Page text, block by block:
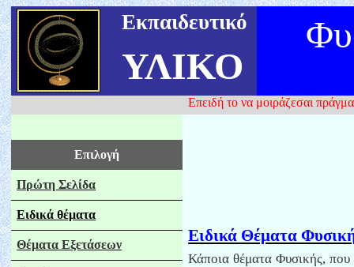
Εκπαιδευτικό
ΥΛΙΚΟ
Επειδή το να μοιράζεσαι
Ειδικά Θέματα
Κάποια θέματα Φυσικής, που
Επιλογή
Πρώτη Σελίδα
Ειδικά θέματα
Θέματα Εξετάσεων